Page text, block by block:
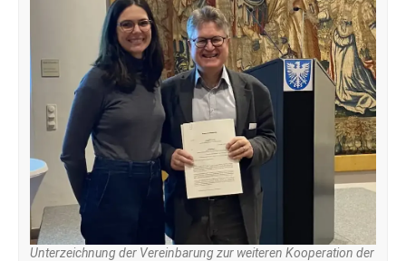
Unterzeichnung der Vereinbarung zur weiteren Kooperation der